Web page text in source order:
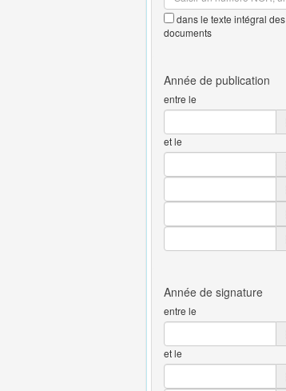
dans le texte intégral des
documents
entre le
et le
entre le
et le